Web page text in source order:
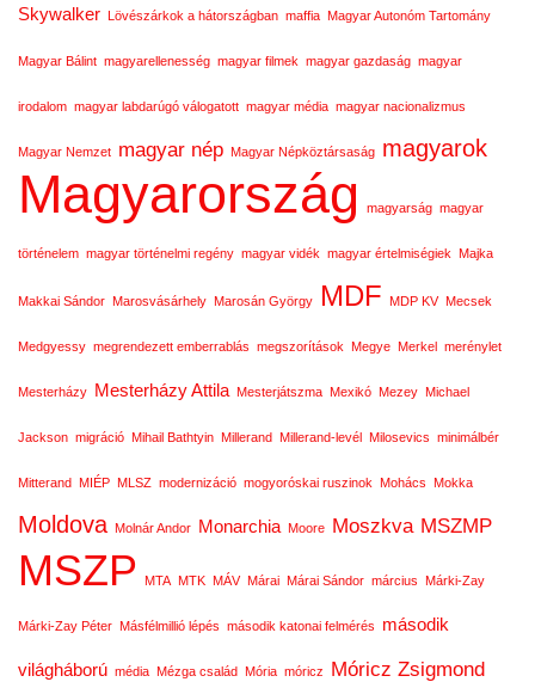
Skywalker Lövészárkok a hátországban maffia Magyar Autonóm Tartomány
Magyar Bálint magyarellenesség magyar filmek magyar gazdaság magyar
irodalom magyar labdarúgó válogatott magyar média magyar nacionalizmus
Magyar Nemzet magyar nép Magyar Népköztársaság magyarok
Magyarország magyarság magyar
történelem magyar történelmi regény magyar vidék magyar értelmiségiek Majka
Makkai Sándor Marosvásárhely Marosán György MDF MDP KV Mecsek
Medgyessy megrendezett emberrablás megszorítások Megye Merkel merénylet
Mesterházy Mesterházy Attila Mesterjátszma Mexikó Mezey Michael
Jackson migráció Mihail Bathtyin Millerand Millerand-levél Milosevics minimálbér
Mitterand MIÉP MLSZ modernizáció mogyoróskai ruszinok Mohács Mokka
Moldova Molnár Andor Monarchia Moore Moszkva MSZMP
MSZP MTA MTK MÁV Márai Márai Sándor március Márki-Zay
Márki-Zay Péter Másfélmillió lépés második katonai felmérés második
világháború média Mézga család Mória móricz Móricz Zsigmond